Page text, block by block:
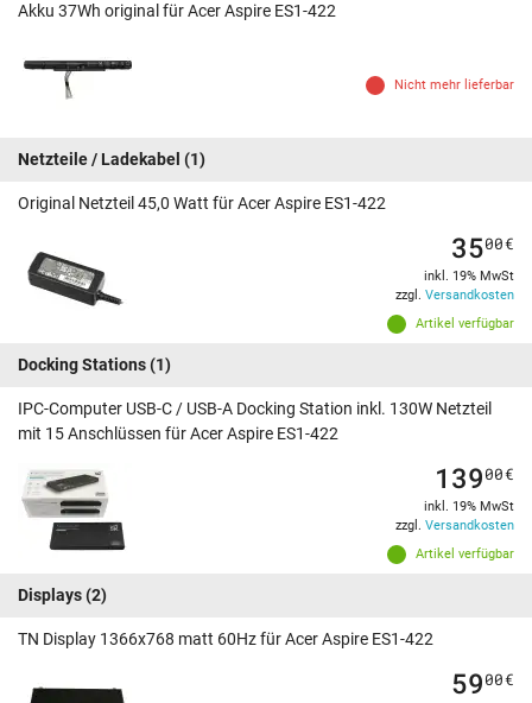
Akku 37Wh original für Acer Aspire ES1-422
Nicht mehr lieferbar
Netzteile / Ladekabel (1)
Original Netzteil 45,0 Watt für Acer Aspire ES1-422
Artikel verfügbar
3500€
inkl. 19% MwSt
zzgl. Versandkosten
Docking Stations(1)
IPC-Computer USB-C / USB-A Docking Station inkl. 130W Netzteil
mit 15 Anschlüssen für Acer Aspire ES1-422
Artikel verfügbar
13900€
inkl. 19% MwSt
zzgl. Versandkosten
Displays(2)
TN Display 1366x768 matt 60Hz für Acer Aspire ES1-422
5900€